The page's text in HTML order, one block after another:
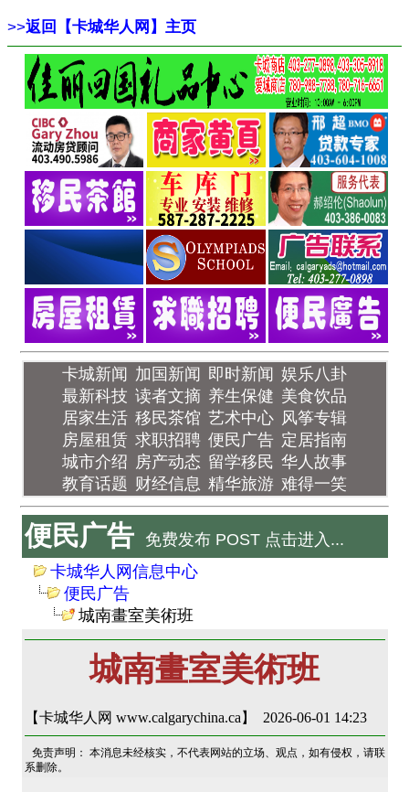
>>返回【卡城华人网】主页
卡城新闻 加国新闻 即时新闻 娱乐八卦
最新科技 读者文摘 养生保健 美食饮品
居家生活 移民茶馆 艺术中心 风筝专辑
房屋租赁 求职招聘 便民广告 定居指南
城市介绍 房产动态 留学移民 华人故事
教育话题 财经信息 精华旅游 难得一笑
便民广告
免费发布 POST 点击进入...
卡城华人网信息中心
便民广告
城南畫室美術班
城南畫室美術班
【卡城华人网 www.calgarychina.ca】 2026-06-01 14:23
免责声明： 本消息未经核实，不代表网站的立场、观点，如有侵权，请联
系删除。